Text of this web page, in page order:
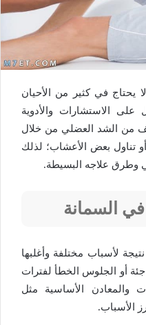
لا يحتاج في كثير من الأحيان
الاستشارات والأدوية
من الشد العضلي من خلال
تناول بعض الأعشاب؛ لذلك
وطرق علاجه البسيطة.
السمانة
لأسباب مختلفة وأغلبها
أو الجلوس الخطأ لفترات
والمعادن الأساسية مثل
الأسباب.